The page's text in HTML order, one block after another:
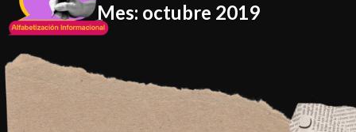
Mes: octubre 2019